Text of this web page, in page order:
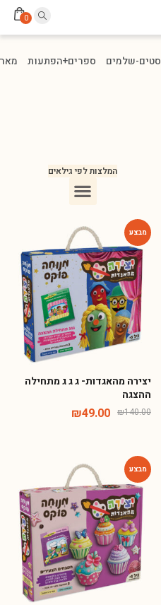
0
סטים-שלמים ספרים+הפתעות
המלצות לפי גילאים
יצירה מהאגדות- ג ג ג מתחילה
ההצגה
₪140.00
₪49.00